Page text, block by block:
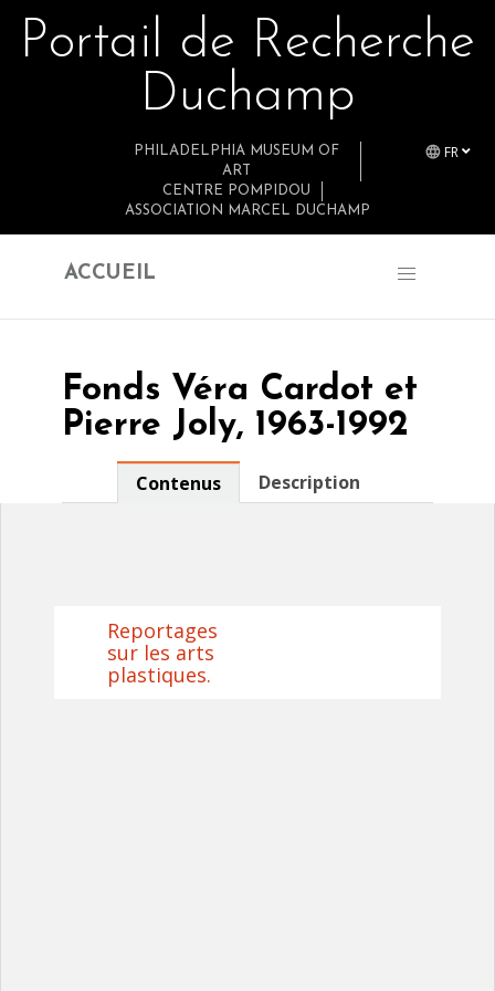
Retourner au contenu principal
Portail de Recherche
Duchamp
FR
PHILADELPHIA MUSEUM OF
ART
CENTRE POMPIDOU
ASSOCIATION MARCEL DUCHAMP
ACCUEIL
Fonds Véra Cardot et
Pierre Joly, 1963-1992
Contenus Description
Reportages
sur les arts
plastiques.